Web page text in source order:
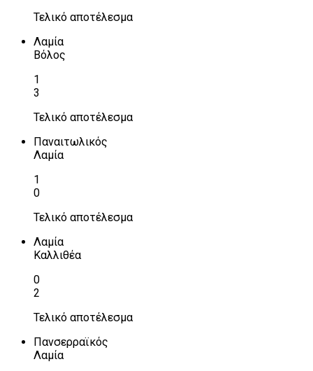
Τελικό αποτέλεσμα
Λαμία
Βόλος
1
3
Τελικό αποτέλεσμα
Παναιτωλικός
Λαμία
1
0
Τελικό αποτέλεσμα
Λαμία
Καλλιθέα
0
2
Τελικό αποτέλεσμα
Πανσερραϊκός
Λαμία